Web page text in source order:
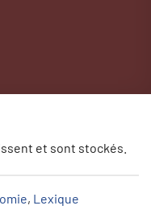
et sont stockés.
, Lexique